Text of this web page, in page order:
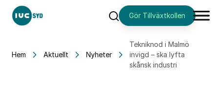
SökGör Tillväxtkollen
Hem Aktuellt Nyheter
Tekniknod i Malmö
invigd – ska lyfta
skånsk industri